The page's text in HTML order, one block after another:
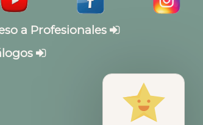
a Profesionales